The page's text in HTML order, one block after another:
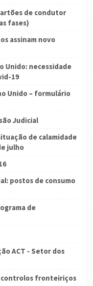
de condutor
fases)
assinam novo
Unido: necessidade
19
Unido – formulário
Judicial
de calamidade
julho
postos de consumo
de
ACT - Setor dos
fronteiriços